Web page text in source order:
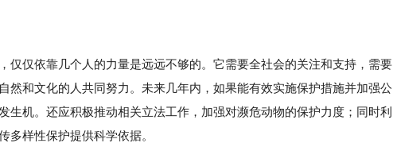
仅仅依靠几个人的力量是远远不够的。它需要全社会的关注和支持，需要
然和文化的人共同努力。未来几年内，如果能有效实施保护措施并加强公
生机。还应积极推动相关立法工作，加强对濒危动物的保护力度；同时利
多样性保护提供科学依据。